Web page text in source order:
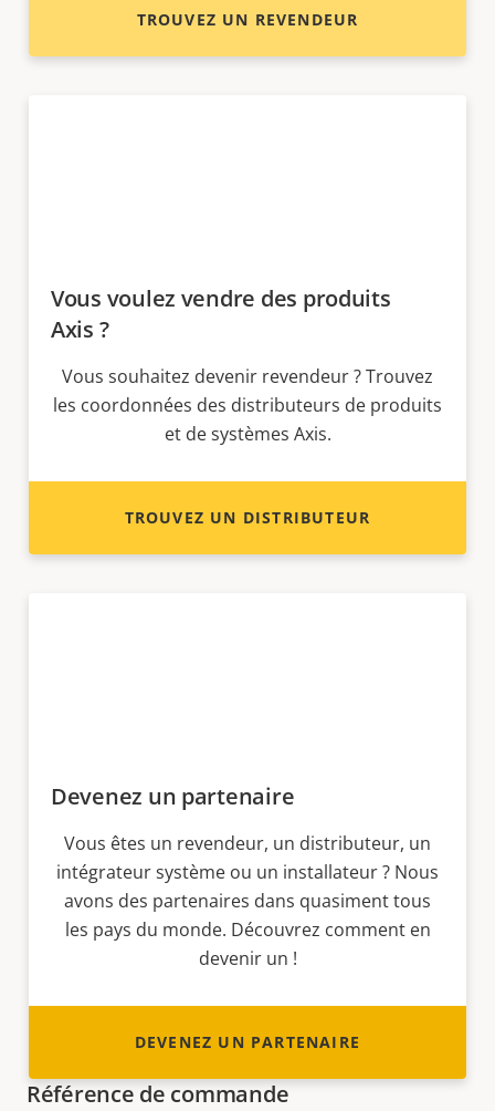
TROUVEZ UN REVENDEUR
Vous voulez vendre des produits
Axis ?
Vous souhaitez devenir revendeur ? Trouvez
les coordonnées des distributeurs de produits
et de systèmes Axis.
TROUVEZ UN DISTRIBUTEUR
Devenez un partenaire
Vous êtes un revendeur, un distributeur, un
intégrateur système ou un installateur ? Nous
avons des partenaires dans quasiment tous
les pays du monde. Découvrez comment en
devenir un !
DEVENEZ UN PARTENAIRE
Référence de commande